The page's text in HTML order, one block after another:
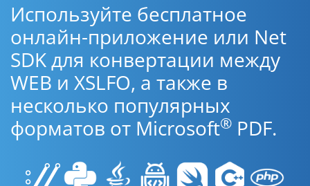
Используйте бесплатное
онлайн-приложение или Net
SDK для конвертации между
WEB и XSLFO, а также в
несколько популярных
форматов от Microsoft® PDF.